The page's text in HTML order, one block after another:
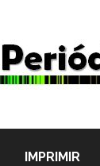
IMPRIMIR